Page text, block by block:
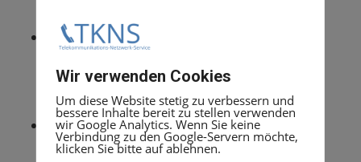
Zur Stromversorgung wird ein
eingesetzt, das max. zwei optiPoint BLFs
versorgen kann.
Erhältlich in warmgrau
Wir verwenden Cookies
Um diese Website stetig zu verbessern und
bessere Inhalte bereit zu stellen verwenden
wir Google Analytics. Wenn Sie keine
Verbindung zu den Google-Servern möchte,
klicken Sie bitte auf ablehnen.